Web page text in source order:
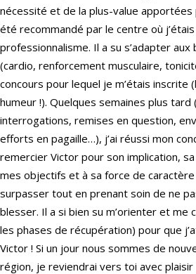
nécessité et de la plus-value apportées
été recommandé par le centre où
professionnalisme. Il a su s’adapter aux
(cardio, renforcement musculaire,
concours pour lequel je m’étais inscrite
humeur !). Quelques semaines plus
interrogations, remises en question,
efforts en pagaille…), j’ai réussi mon
remercier Victor pour son implication,
mes objectifs et à sa force de
surpasser tout en prenant soin de ne
blesser. Il a si bien su m’orienter et me
les phases de récupération) pour que
Victor ! Si un jour nous sommes de
région, je reviendrai vers toi avec plaisir